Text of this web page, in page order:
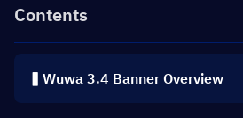
Contents
▍Wuwa 3.4 Banner Overview